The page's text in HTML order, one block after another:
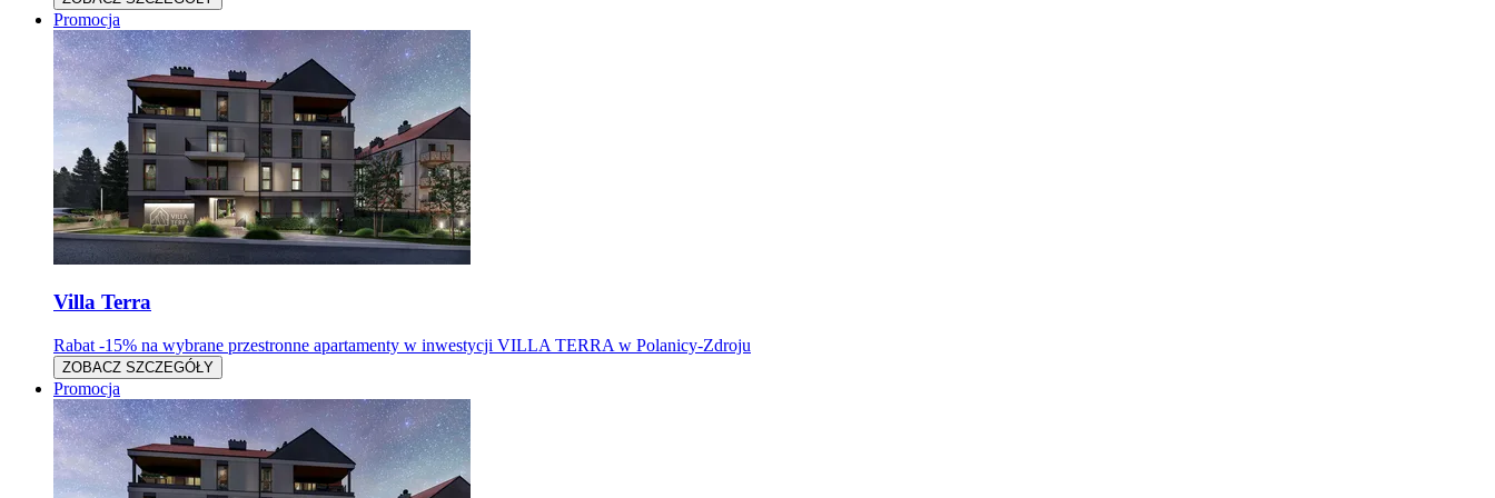
Promocja
Villa Terra
Rabat -15% na wybrane przestronne apartamenty w inwestycji VILLA TERRA w Polanicy-Zdroju
ZOBACZ SZCZEGÓŁY
Promocja